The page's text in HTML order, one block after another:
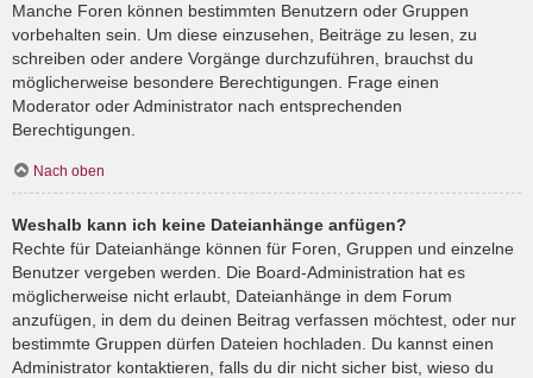
Manche Foren können bestimmten Benutzern oder Gruppen
vorbehalten sein. Um diese einzusehen, Beiträge zu lesen, zu
schreiben oder andere Vorgänge durchzuführen, brauchst du
möglicherweise besondere Berechtigungen. Frage einen
Moderator oder Administrator nach entsprechenden
Berechtigungen.
Nach oben
Weshalb kann ich keine Dateianhänge anfügen?
Rechte für Dateianhänge können für Foren, Gruppen und einzelne
Benutzer vergeben werden. Die Board-Administration hat es
möglicherweise nicht erlaubt, Dateianhänge in dem Forum
anzufügen, in dem du deinen Beitrag verfassen möchtest, oder nur
bestimmte Gruppen dürfen Dateien hochladen. Du kannst einen
Administrator kontaktieren, falls du dir nicht sicher bist, wieso du